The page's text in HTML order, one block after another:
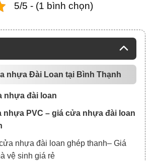
5/5 - (1 bình chọn)
nhựa Đài Loan tại Bình Thạnh
nhựa đài loan
nhựa PVC – giá cửa nhựa đài loan
nhựa đài loan ghép thanh– Giá
vệ sinh giá rẻ